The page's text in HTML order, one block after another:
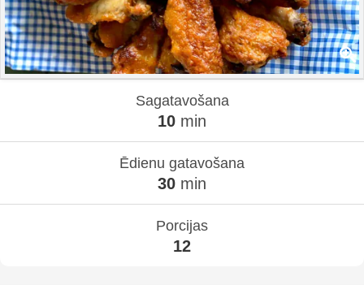
Sagatavošana
10 min
Ēdienu gatavošana
30 min
Porcijas
12